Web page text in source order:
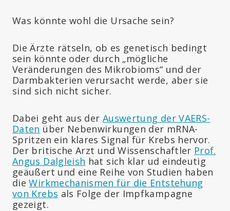
Was könnte wohl die Ursache sein?
Die Ärzte rätseln, ob es genetisch bedingt
sein könnte oder durch „mögliche
Veränderungen des Mikrobioms“ und der
Darmbakterien verursacht werde, aber sie
sind sich nicht sicher.
Dabei geht aus der Auswertung der VAERS-
Daten über Nebenwirkungen der mRNA-
Spritzen ein klares Signal für Krebs hervor.
Der britische Arzt und Wissenschaftler Prof.
Angus Dalgleish hat sich klar ud eindeutig
geäußert und eine Reihe von Studien haben
dieWirkmechanismen für die Entstehung
von Krebs als Folge der Impfkampagne
gezeigt.